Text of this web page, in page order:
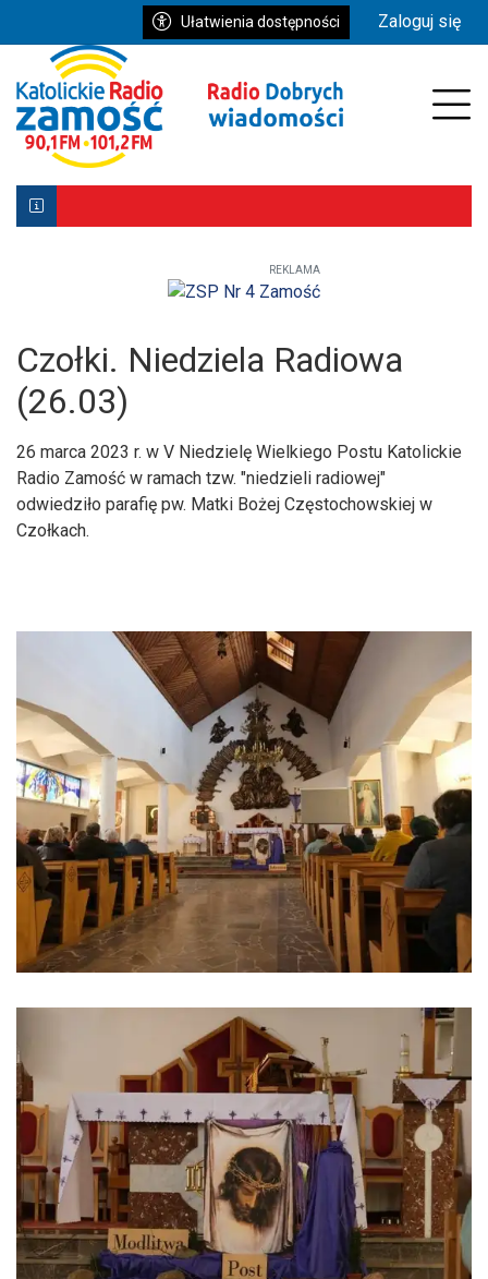
Przejdź do głównych treści
Przejdź do wyszukiwarki
Przejdź do głównego menuUłatwienia dostępności Zaloguj się
Biłgoraj z Patronką. Wyjątkowe uroczystości już 9–10
Powstała aplikacja mobilna Diecezji Zamojsko-
Mniej wiernych w kościołach, ale większe
REKLAMA
Czołki. Niedziela Radiowa
(26.03)
26 marca 2023 r. w V Niedzielę Wielkiego Postu Katolickie
Radio Zamość w ramach tzw. "niedzieli radiowej"
odwiedziło parafię pw. Matki Bożej Częstochowskiej w
Czołkach.